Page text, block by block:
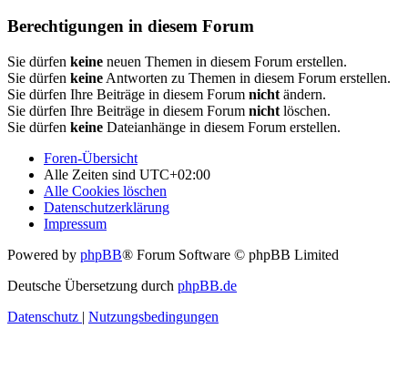
Berechtigungen in diesem Forum
Sie dürfen keine neuen Themen in diesem Forum erstellen.
Sie dürfen keine Antworten zu Themen in diesem Forum erstellen.
Sie dürfen Ihre Beiträge in diesem Forum nicht ändern.
Sie dürfen Ihre Beiträge in diesem Forum nicht löschen.
Sie dürfen keine Dateianhänge in diesem Forum erstellen.
Foren-Übersicht
Alle Zeiten sind UTC+02:00
Alle Cookies löschen
Datenschutzerklärung
Impressum
Powered by phpBB® Forum Software © phpBB Limited
Deutsche Übersetzung durch phpBB.de
Datenschutz | Nutzungsbedingungen